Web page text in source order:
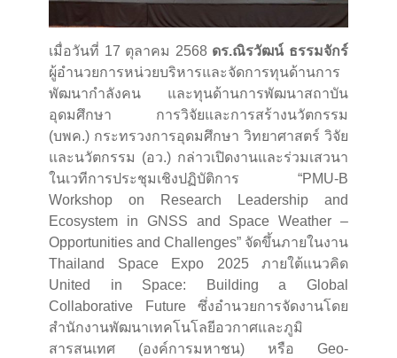
เมื่อวันที่ 17 ตุลาคม 2568 ดร.ณิรวัฒน์ ธรรมจักร์
ผู้อำนวยการหน่วยบริหารและจัดการทุนด้านการ
พัฒนากำลังคน และทุนด้านการพัฒนาสถาบัน
อุดมศึกษา การวิจัยและการสร้างนวัตกรรม
(บพค.) กระทรวงการอุดมศึกษา วิทยาศาสตร์ วิจัย
และนวัตกรรม (อว.) กล่าวเปิดงานและร่วมเสวนา
ในเวทีการประชุมเชิงปฏิบัติการ “PMU-B
Workshop on Research Leadership and
Ecosystem in GNSS and Space Weather –
Opportunities and Challenges” จัดขึ้นภายในงาน
Thailand Space Expo 2025 ภายใต้แนวคิด
United in Space: Building a Global
Collaborative Future ซึ่งอำนวยการจัดงานโดย
สำนักงานพัฒนาเทคโนโลยีอวกาศและภูมิ
สารสนเทศ (องค์การมหาชน) หรือ Geo-